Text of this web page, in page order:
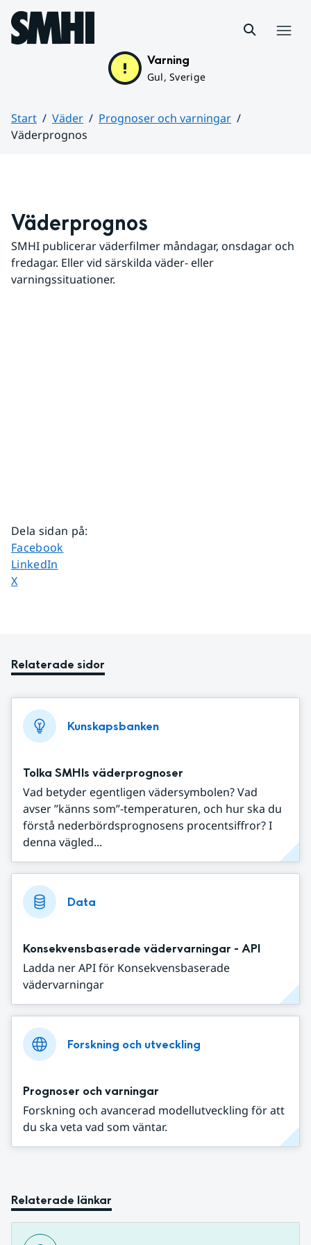
Hoppa till sidans innehåll
Varning
Gul, Sverige
Start Väder
Prognoser och varningar
Väderprognos
Väderprognos
SMHI publicerar väderfilmer måndagar, onsdagar och
fredagar. Eller vid särskilda väder- eller
varningssituationer.
Dela sidan på:
Dela sidan på
Facebook
Dela sidan på
LinkedIn
Dela sidan på
X
Relaterade sidor
Kunskapsbanken
Tolka SMHIs väderprognoser
Vad betyder egentligen vädersymbolen? Vad
avser ”känns som”-temperaturen, och hur ska du
förstå nederbördsprognosens procentsiffror? I
denna vägled...
Data
Konsekvensbaserade vädervarningar - API
Ladda ner API för Konsekvensbaserade
vädervarningar
Forskning och utveckling
Prognoser och varningar
Forskning och avancerad modellutveckling för att
du ska veta vad som väntar.
Relaterade länkar